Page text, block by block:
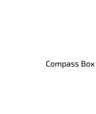
Compass